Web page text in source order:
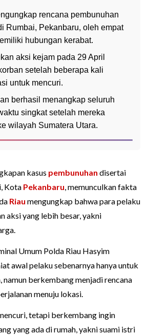
rencana pembunuhan
Rumbai, Pekanbaru, oleh empat
hubungan kerabat.
aksi kejam pada 29 April
setelah beberapa kali
untuk mencuri.
berhasil menangkap seluruh
singkat setelah mereka
wilayah Sumatera Utara.
kasus pembunuhan disertai
Kota Pekanbaru, memunculkan fakta
Riau mengungkap bahwa para pelaku
aksi yang lebih besar, yakni
Umum Polda Riau Hasyim
awal pelaku sebenarnya hanya untuk
namun berkembang menjadi rencana
menuju lokasi.
tetapi berkembang ingin
yang ada di rumah, yakni suami istri